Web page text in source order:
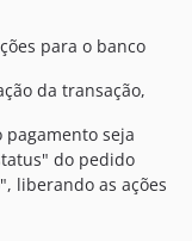
para o banco
da transação,
pagamento seja
do pedido
liberando as ações